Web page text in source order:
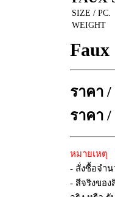
SIZE / PC.
WEIGHT
Faux
ราคา
ราคา
หมายเหตุ
- สั่งซื้อจำ
- สีจริงของ